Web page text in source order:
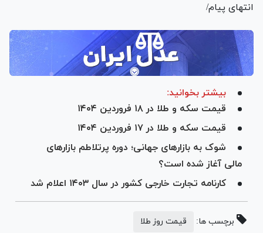
انتهای پیام/
بیشتر بخوانید:
قیمت سکه و طلا در ۱۸ فروردین ۱۴۰۴
قیمت سکه و طلا در ۱۷ فروردین ۱۴۰۴
شوک به بازارهای جهانی؛ دوره پرتلاطم بازارهای
مالی آغاز شده است؟
کارنامه تجارت خارجی کشور در سال ۱۴۰۳ اعلام شد
برچسب ها: قیمت روز طلا